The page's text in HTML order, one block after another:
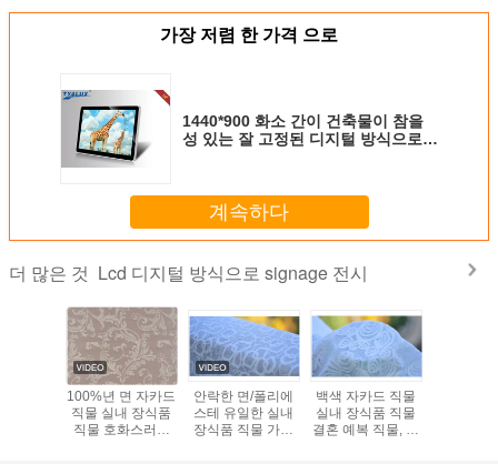
가장 저렴 한 가격 으로
1440*900 화소 간이 건축물이 참을
성 있는 잘 고정된 디지털 방식으로
계속하다
더 많은 것 Lcd 디지털 방식으로 signage 전시
100%년 면 자카드
직물 실내 장식품
직물 호화스러운
안락한 면/폴리에
스테 유일한 실내
장식품 직물 가정
백색 자카드 직물
실내 장식품 직물
결혼 예복 직물, 폭